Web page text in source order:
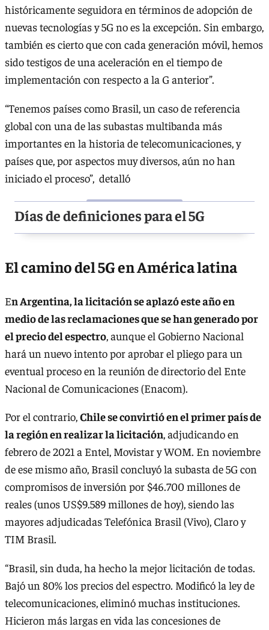
históricamente seguidora en términos de adopción de
nuevas tecnologías y 5G no es la excepción. Sin embargo,
también es cierto que con cada generación móvil, hemos
sido testigos de una aceleración en el tiempo de
implementación con respecto a la G anterior”.
“Tenemos países como Brasil, un caso de referencia
global con una de las subastas multibanda más
importantes en la historia de telecomunicaciones, y
países que, por aspectos muy diversos, aún no han
iniciado el proceso”, detalló
Días de definiciones para el 5G
El camino del 5G en América latina
En Argentina, la licitación se aplazó este año en
medio de las reclamaciones que se han generado por
el precio del espectro, aunque el Gobierno Nacional
hará un nuevo intento por aprobar el pliego para un
eventual proceso en la reunión de directorio del Ente
Nacional de Comunicaciones (Enacom).
Por el contrario,Chile se convirtió en el primer país de
la región en realizar la licitación, adjudicando en
febrero de 2021 a Entel, Movistar y WOM. En noviembre
de ese mismo año, Brasil concluyó la subasta de 5G con
compromisos de inversión por $46.700 millones de
reales (unos US$9.589 millones de hoy), siendo las
mayores adjudicadas Telefónica Brasil (Vivo), Claro y
TIM Brasil.
“Brasil, sin duda, ha hecho la mejor licitación de todas.
Bajó un 80% los precios del espectro. Modificó la ley de
telecomunicaciones, eliminó muchas instituciones.
Hicieron más largas en vida las concesiones de